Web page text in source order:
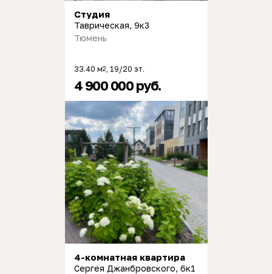
Студия
Таврическая, 9к3
Тюмень
33.40 м2 , 19/20 эт.
4 900 000 руб.
4-комнатная квартира
Сергея Джанбровского, 6к1